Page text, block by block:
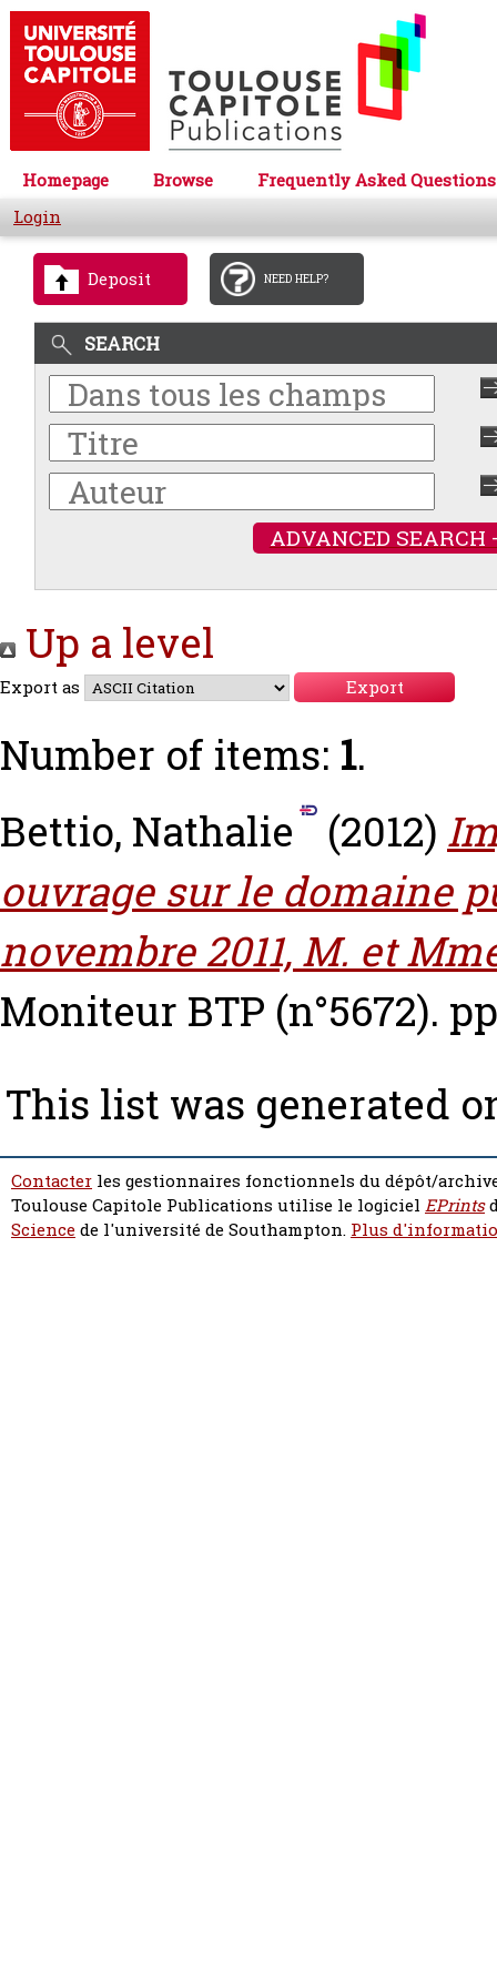
Homepage Browse
Frequently Asked Questions
Login
Deposit NEED HELP?
SEARCH
ADVANCED SEARCH
Up a level
Export as
Number of items: 1.
Bettio, Nathalie
(2012)
ouvrage sur le domaine
novembre 2011, M. et
Moniteur BTP (n°5672).
This list was generated
Contacter les gestionnaires fonctionnels du dépôt/
Toulouse Capitole Publications utilise le logiciel EPrints
Sciencede l'université de Southampton. Plus